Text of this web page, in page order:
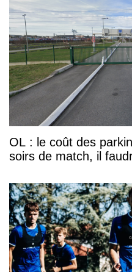
OL : le coût des
soirs de match, il